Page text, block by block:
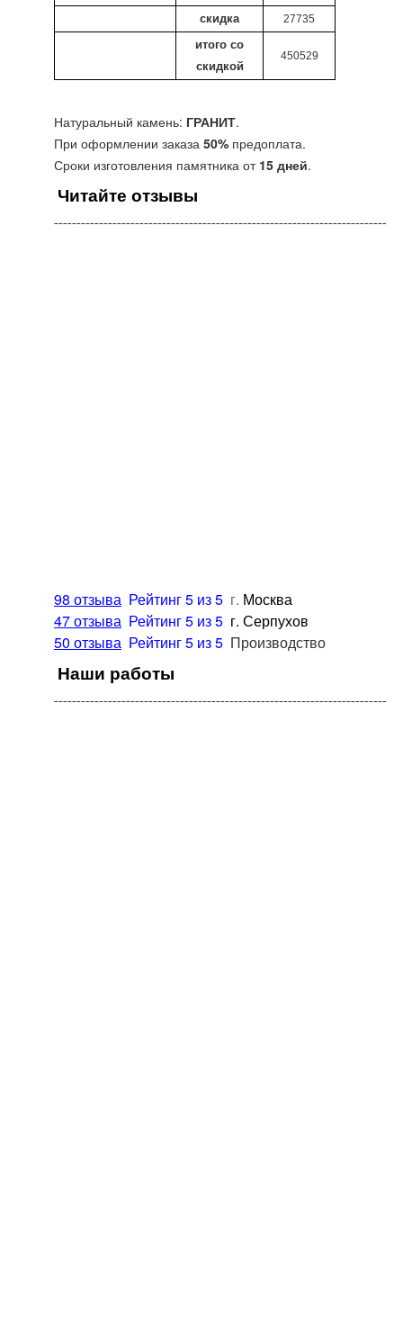
скидка 27735
итого со
скидкой
450529
Натуральный камень: ГРАНИТ.
При оформлении заказа 50% предоплата.
Сроки изготовления памятника от 15 дней.
Читайте отзывы
¯¯¯¯¯¯¯¯¯¯¯¯¯¯¯¯¯¯¯¯¯¯¯¯¯¯¯¯¯¯¯¯¯¯¯¯¯¯¯¯¯¯¯¯¯¯¯¯¯¯¯¯¯¯¯¯¯¯¯¯¯¯¯¯¯¯¯¯¯¯¯¯¯¯
98 отзыва Рейтинг 5 из 5 г. Москва
47 отзыва Рейтинг 5 из 5 г. Серпухов
50 отзыва Рейтинг 5 из 5 Производство
Наши работы
¯¯¯¯¯¯¯¯¯¯¯¯¯¯¯¯¯¯¯¯¯¯¯¯¯¯¯¯¯¯¯¯¯¯¯¯¯¯¯¯¯¯¯¯¯¯¯¯¯¯¯¯¯¯¯¯¯¯¯¯¯¯¯¯¯¯¯¯¯¯¯¯¯¯